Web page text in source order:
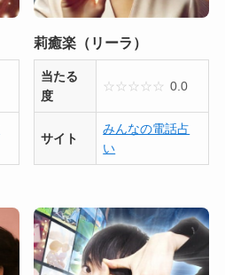
莉癒楽（リーラ）
当たる
度
☆ ☆ ☆ ☆ ☆ 0.0
サイト
みんなの電話占
い